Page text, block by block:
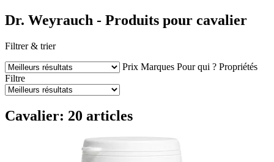
Dr. Weyrauch - Produits pour cavalier
Filtrer & trier
Prix Marques Pour qui ? Propriétés
Filtre
Cavalier: 20 articles